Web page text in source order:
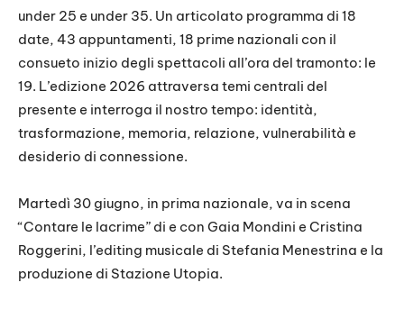
under 25 e under 35. Un articolato programma di 18
date, 43 appuntamenti, 18 prime nazionali con il
consueto inizio degli spettacoli all’ora del tramonto: le
19. L’edizione 2026 attraversa temi centrali del
presente e interroga il nostro tempo: identità,
trasformazione, memoria, relazione, vulnerabilità e
desiderio di connessione.
Martedì 30 giugno, in prima nazionale, va in scena
“Contare le lacrime” di e con Gaia Mondini e Cristina
Roggerini, l’editing musicale di Stefania Menestrina e la
produzione di Stazione Utopia.